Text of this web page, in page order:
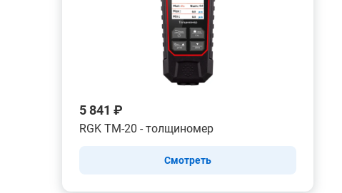
5 841 ₽
RGK TM-20 - толщиномер
Смотреть